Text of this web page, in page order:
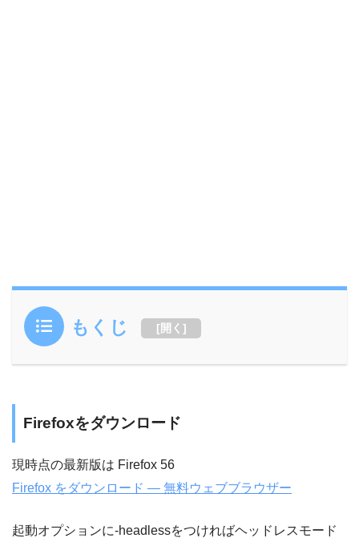
もくじ [開く ]
Firefoxをダウンロード
現時点の最新版は Firefox 56
Firefox をダウンロード — 無料ウェブブラウザー
起動オプションに-headlessをつければヘッドレスモード